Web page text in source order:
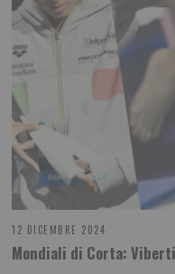
12 DICEMBRE 2024
Mondiali di Corta: